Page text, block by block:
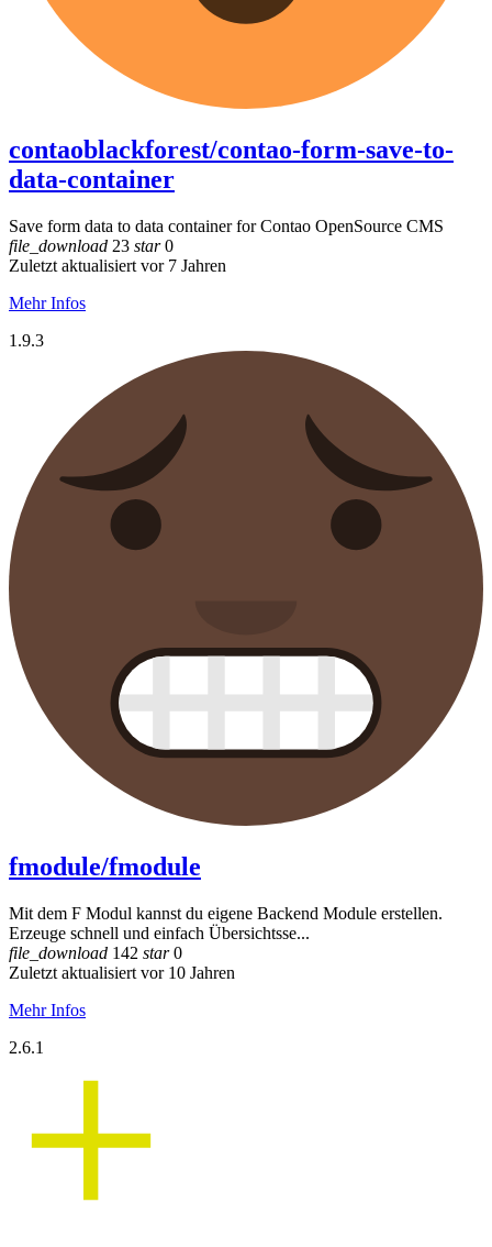
contaoblackforest/contao-form-save-to-
data-container
Save form data to data container for Contao OpenSource CMS
file_download 23 star0
Zuletzt aktualisiert vor 7 Jahren
Mehr Infos
1.9.3
fmodule/fmodule
Mit dem F Modul kannst du eigene Backend Module erstellen.
Erzeuge schnell und einfach Übersichtsse...
file_download 142 star0
Zuletzt aktualisiert vor 10 Jahren
Mehr Infos
2.6.1